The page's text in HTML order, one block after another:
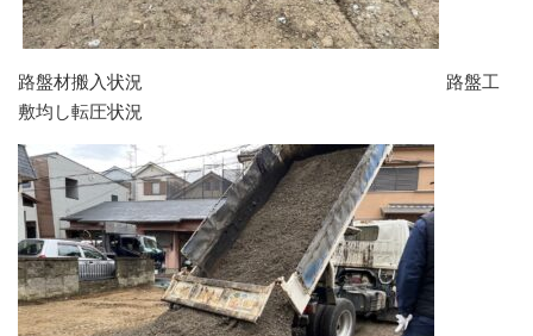
路盤材搬入状況 路盤工
敷均し転圧状況